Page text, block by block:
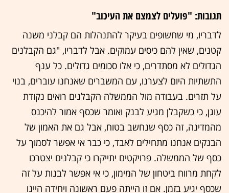
תגובות: "פועלים לצמצם את העיכוב"
לדבריו, מי שחשופים בעיקר להתנהלות הם קבלני משנה
קטנים, שאין להם כיסים עמוקים. אבל לדבריו, "גם הקבלנים
הגדולים לא מסתדרים, כי אלו סכומים גדולים. כל ענף
התשתיות היום לצערנו, עם המשברים שאנחנו עוברים, בנוי
על תזרים. בעבודה מול הממשלה הקבלנים רואים נקודת
עוגן, כי כשקבלן מגיע לבנק ואומר שכסף אמור להיכנס
מהמדינה, זה כסף שנחשב בטוח, אבל גם את האמון של
הבנקים אנחנו מתחילים לאבד, כי כבר אי אפשר לסמוך על
כסף של הממשלה. פרויקטים יתייקרו כי קבלנים יצטרכו
לקחת מרווח ביטחון של המימון, כי אי אפשר לבנות על זה
שכסף יגיע בזמן. אם זו הייתה פעם ראשונה ויחידה היינו